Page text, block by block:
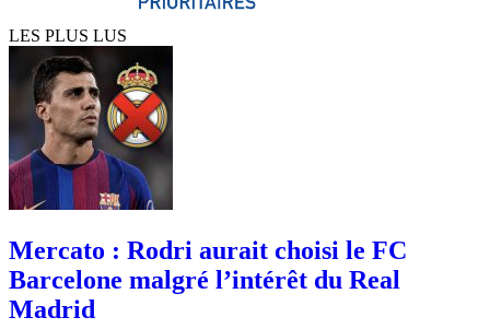
LES PLUS LUS
Mercato : Rodri aurait choisi le FC
Barcelone malgré l’intérêt du Real
Madrid